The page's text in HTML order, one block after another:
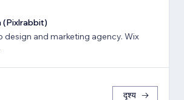
(Pixlrabbit)
design and marketing agency. Wix
दृश्य